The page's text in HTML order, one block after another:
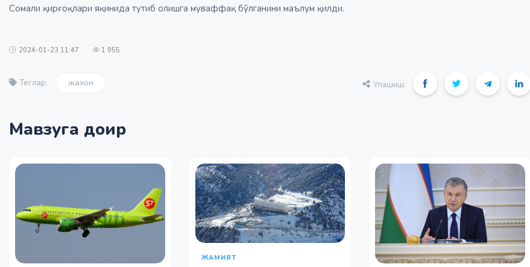
Сомали қирғоқлари яқинида тутиб олишга муваффақ бўлганини маълум қилди.
2024-01-23 11:47 1 955
Теглар: жахон Улашиш:
Мавзуга доир
ЖАМИЯТ